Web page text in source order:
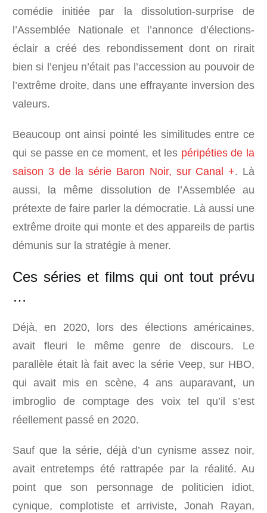
comédie initiée par la dissolution-surprise de
l’Assemblée Nationale et l’annonce d’élections-
éclair a créé des rebondissement dont on rirait
bien si l’enjeu n’était pas l’accession au pouvoir de
l’extrême droite, dans une effrayante inversion des
valeurs.
Beaucoup ont ainsi pointé les similitudes entre ce
qui se passe en ce moment, et les péripéties de la
saison 3 de la série Baron Noir, sur Canal +. Là
aussi, la même dissolution de l’Assemblée au
prétexte de faire parler la démocratie. Là aussi une
extrême droite qui monte et des appareils de partis
démunis sur la stratégie à mener.
Ces séries et films qui ont tout prévu
…
Déjà, en 2020, lors des élections américaines,
avait fleuri le même genre de discours. Le
parallèle était là fait avec la série Veep, sur HBO,
qui avait mis en scène, 4 ans auparavant, un
imbroglio de comptage des voix tel qu’il s’est
réellement passé en 2020.
Sauf que la série, déjà d’un cynisme assez noir,
avait entretemps été rattrapée par la réalité. Au
point que son personnage de politicien idiot,
cynique, complotiste et arriviste, Jonah Rayan,